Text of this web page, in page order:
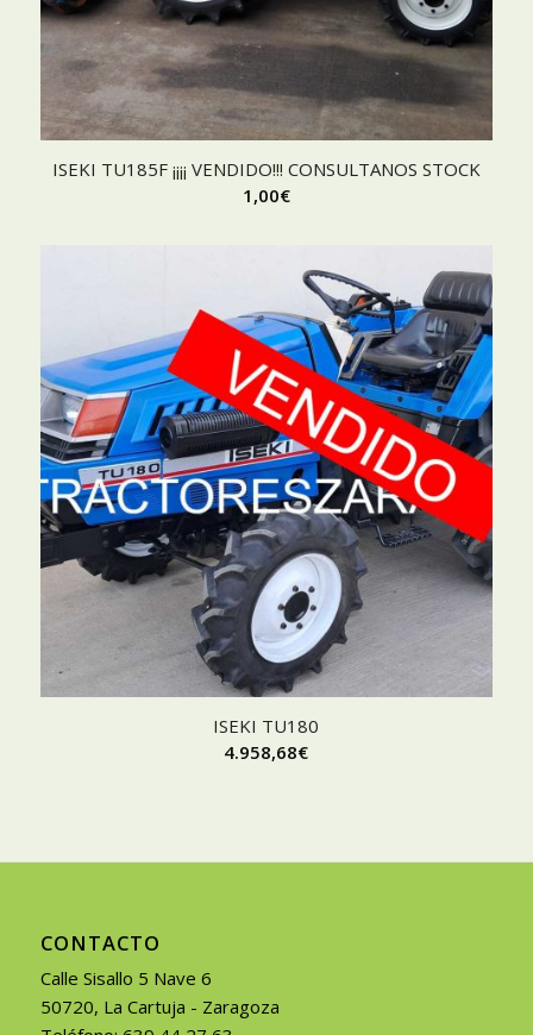
ISEKI TU185F ¡¡¡¡ VENDIDO!!! CONSULTANOS STOCK
1,00€
ISEKI TU180
4.958,68€
CONTACTO
Calle Sisallo 5 Nave 6
50720, La Cartuja - Zaragoza